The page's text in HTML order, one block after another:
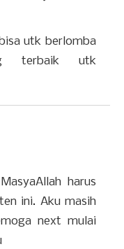
utk berlomba
terbaik utk
harus
ini. Aku masih
next mulai